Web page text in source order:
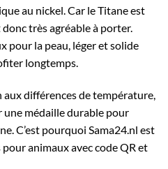
au nickel. Car le Titane est
très agréable à porter.
pour la peau, léger et solide
longtemps.
différences de température,
une médaille durable pour
C’est pourquoi Sama24.nl est
animaux avec code QR et